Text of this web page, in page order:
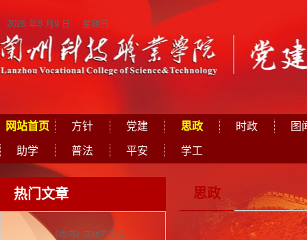
2026 年8 月9 日 星期日
网站首页 方针 党建 思政 时政 图
助学 普法 平安 学工
热门文章
《尚书》文体的形成
思政